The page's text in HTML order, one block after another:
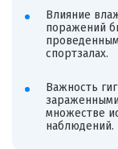
Влияние
поражений
спортзалах.
Важность
множестве
наблюдений.